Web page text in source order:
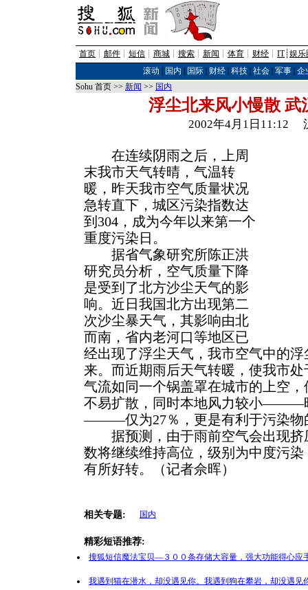
首页 ┊ 邮件 ┊ 短信 ┊ 商城 ┊ 搜索 ┊ 新闻 ┊ 体育 ┊ 财经 ┊ IT┊ 娱乐
滚动
国内 国际| 财经| 科技| 社会| 军事| 企
Sohu 首页 >> 新闻 >> 国内
浮尘北来风小慢散 武
2002年4月1日11:12
在连续阴雨之后，上周
末我市天气转晴，气温转
暖，昨天我市空气质量状况
急转直下，城区污染指数达
到304，成为今年以来第一个
重度污染日。
据省气象研究所陈正洪
研究员分析，空气质量下降
是受到了北方沙尘天气的影
响。近日我国北方出现第二
次沙尘暴天气，其影响由北
而南，省内老河口等地区已
经出现了浮尘天气，我市空气中的
来。而近期雨后天气转暖，使我市
气流如同一个锅盖罩在城市的上空
不易扩散，同时本地风力较小———
———仅为27％，更是有利于污染物
据预测，由于雨前空气会出现挤
数将继续维持高位，级别为中度污
有所好转。（记者佘晖）
相关专题: 国内
精彩短语推荐:
搜狐短信魔法宝贝—３００条存储大容量，强大功能得心应
我遇到猫在潜水，却没遇见你。我遇到狗在攀岩，却没遇